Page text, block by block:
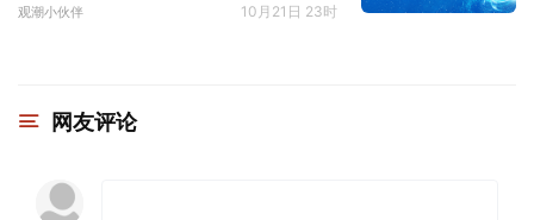
观潮小伙伴 10月21日 23时
网友评论